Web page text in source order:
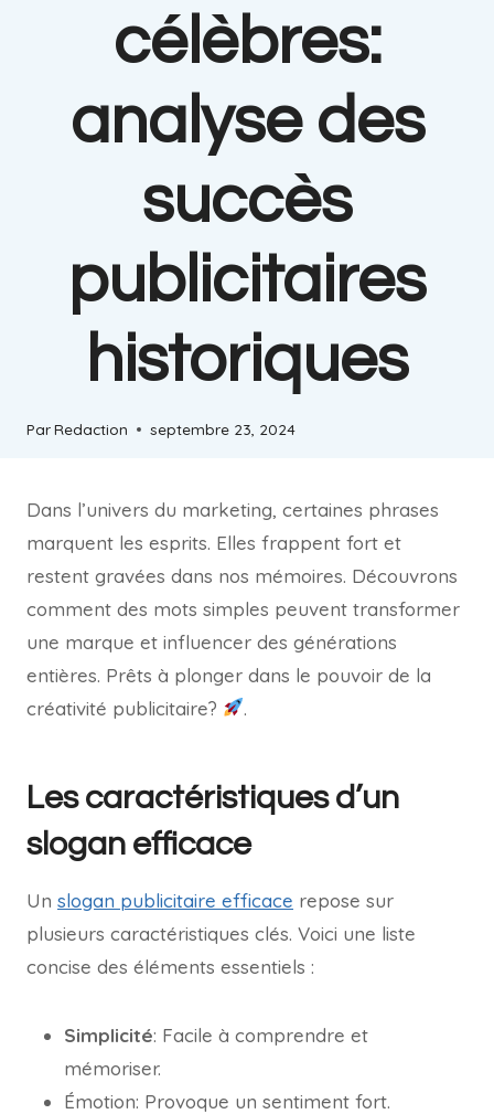
célèbres:
analyse des
succès
publicitaires
historiques
ParRedaction septembre 23, 2024
Dans l’univers du marketing, certaines phrases
marquent les esprits. Elles frappent fort et
restent gravées dans nos mémoires. Découvrons
comment des mots simples peuvent transformer
une marque et influencer des générations
entières. Prêts à plonger dans le pouvoir de la
créativité publicitaire?
.
Les caractéristiques d’un
slogan efficace
Un slogan publicitaire efficace repose sur
plusieurs caractéristiques clés. Voici une liste
concise des éléments essentiels :
Simplicité: Facile à comprendre et
mémoriser.
Émotion: Provoque un sentiment fort.